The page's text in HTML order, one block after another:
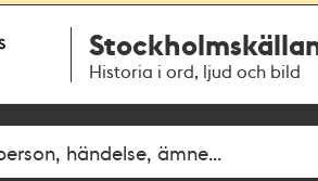
Historia i ord, ljud och bild